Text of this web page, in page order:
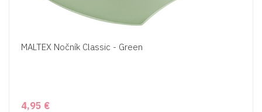
MALTEX Nočník Classic - Green
4,95 €